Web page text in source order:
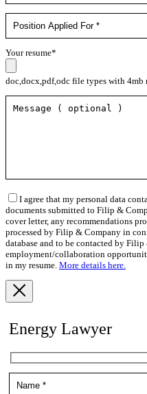
Your resume*
doc,docx,pdf,odc file types with 4mb
I agree that my personal data
documents submitted to Filip &
cover letter, any recommendations
processed by Filip & Company in
database and to be contacted by
employment/collaboration
in my resume. More details here.
Energy Lawyer